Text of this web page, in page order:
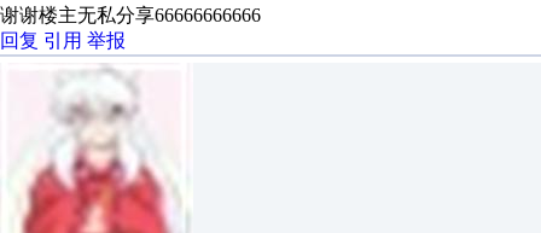
谢谢楼主无私分享66666666666
回复 引用 举报